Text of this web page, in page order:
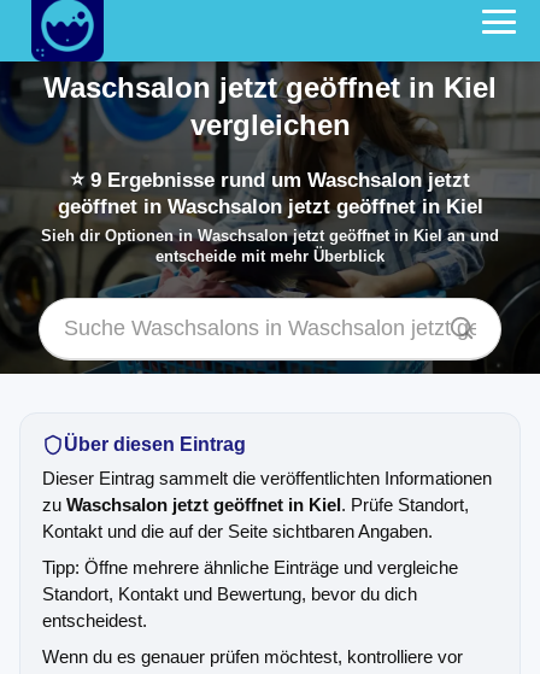
Waschsalon jetzt geöffnet in Kiel
vergleichen
⭐ 9 Ergebnisse rund um Waschsalon jetzt
geöffnet in Waschsalon jetzt geöffnet in Kiel
Sieh dir Optionen in Waschsalon jetzt geöffnet in Kiel an und
entscheide mit mehr Überblick
Über diesen Eintrag
Dieser Eintrag sammelt die veröffentlichten Informationen
zu Waschsalon jetzt geöffnet in Kiel. Prüfe Standort,
Kontakt und die auf der Seite sichtbaren Angaben.
Tipp: Öffne mehrere ähnliche Einträge und vergleiche
Standort, Kontakt und Bewertung, bevor du dich
entscheidest.
Wenn du es genauer prüfen möchtest, kontrolliere vor